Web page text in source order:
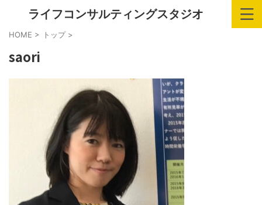
ライフコンサルティングスタジオ
HOME > トップ >
saori